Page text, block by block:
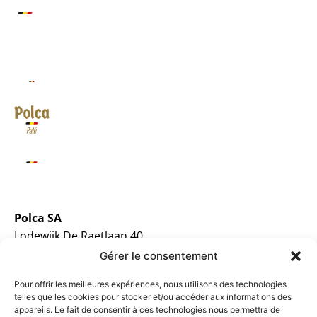
Gérer le consentement
Pour offrir les meilleures expériences, nous utilisons des technologies
telles que les cookies pour stocker et/ou accéder aux informations des
appareils. Le fait de consentir à ces technologies nous permettra de
Polca SA
Lodewijk De Raetlaan 40,
Tel: +32(0)51 30 81 88
Email: info@polca.be